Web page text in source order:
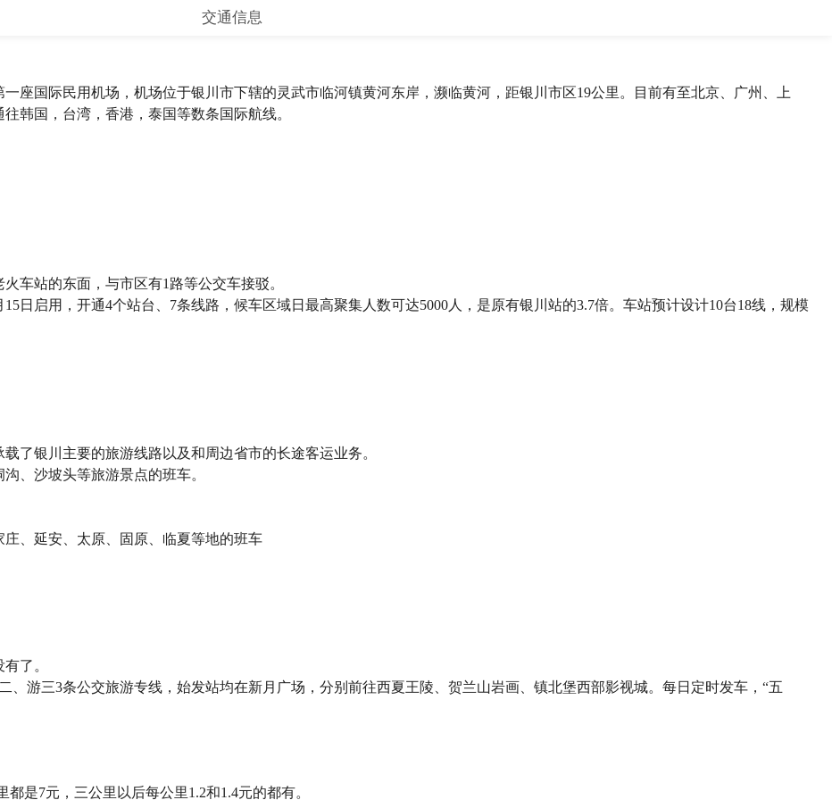
交通信息
座国际民用机场，机场位于银川市下辖的灵武市临河镇黄河东岸，濒临黄河，距银川市区19公里。目前有至北京、广州、上
韩国，台湾，香港，泰国等数条国际航线。
车站的东面，与市区有1路等公交车接驳。
日启用，开通4个站台、7条线路，候车区域日最高聚集人数可达5000人，是原有银川站的3.7倍。车站预计设计10台18线，规模
了银川主要的旅游线路以及和周边省市的长途客运业务。
、沙坡头等旅游景点的班车。
、延安、太原、固原、临夏等地的班车
了。
、游三3条公交旅游专线，始发站均在新月广场，分别前往西夏王陵、贺兰山岩画、镇北堡西部影视城。每日定时发车，“五
是7元，三公里以后每公里1.2和1.4元的都有。